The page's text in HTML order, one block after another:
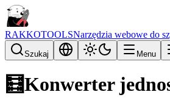
RAKKOTOOLSNarzędzia webowe do
Szukaj Menu
🧮Konwerter